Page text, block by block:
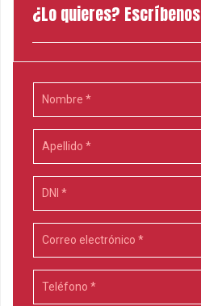
¿Lo quieres? Escríbenos